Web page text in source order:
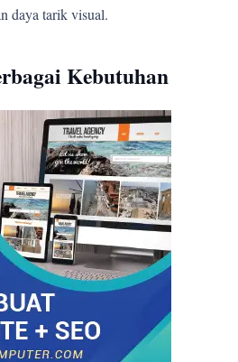
daya tarik visual.
Kebutuhan